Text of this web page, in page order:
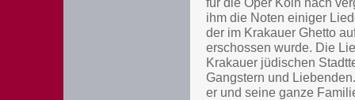
ihm die Noten einiger
der im Krakauer Ghetto
erschossen wurde. Die
Krakauer jüdischen
Gangstern und
er und seine ganze